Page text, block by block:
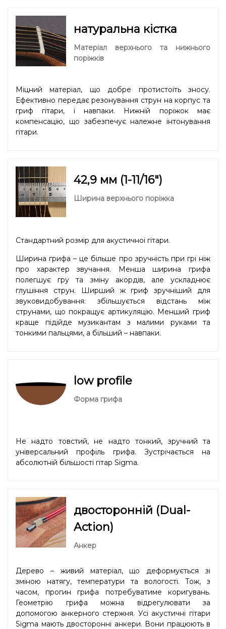
натуральна кістка
Матеріал верхнього та нижнього
поріжків
Міцний матеріал, що добре протистоїть зносу.
Ефективно передає резонування струн на корпус та
гриф гітари, і навпаки. Нижній поріжок має
компенсацію, що забезпечує належне інтонування
гітари.
42,9 мм (1-11/16″)
Ширина верхнього поріжка
Стандартний розмір для акустичної гітари.
Ширина грифа – це більше про зручність при грі ніж
про характер звучання. Менша ширина грифа
полегшує гру та зміну акордів, але ускладнює
глушіння струн. Ширший ж гриф зручніший для
звуковидобування: збільшується відстань між
струнами, що покращує артикуляцію. Менший гриф
краще підійде музикантам з малими руками та
тонкими пальцями, а більший – навпаки.
low profile
Форма грифа
Не надто товстий, не надто тонкий, зручний та
універсальний профіль грифа. Зустрічається на
абсолютній більшості гітар Sigma.
двосторонній (Dual-
Action)
Анкер
Дерево – живий матеріал, що деформується зі
зміною натягу, температури та вологості. Тож, з
часом, прогин грифа потребуватиме коригувань.
Геометрію грифа можна відрегулювати за
допомогою анкерного стержня. Усі акустичні гітари
Sigma мають двосторонні анкери. Вони працюють в